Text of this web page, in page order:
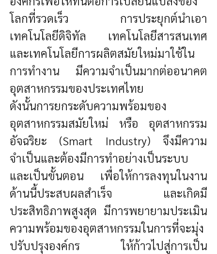
โลกที่รวดเร็ว การประยุกต์นำเอา
เทคโนโลยีดิจิทัล เทคโนโลยีสารสนเทศ
และเทคโนโลยีการผลิตสมัยใหม่มาใช้ใน
การทำงาน มีความจำเป็นมากต่ออนาคต
อุตสาหกรรมของประเทศไทย
ดังนั้นการยกระดับความพร้อมของ
อุตสาหกรรมสมัยใหม่ หรือ อุตสาหกรรม
อัจฉริยะ (Smart Industry) จึงมีความ
จำเป็นและต้องมีการทำอย่างเป็นระบบ
และเป็นขั้นตอน เพื่อให้การลงทุนในงาน
ด้านนี้ประสบผลสำเร็จ และเกิดมี
ประสิทธิภาพสูงสุด มีการพยายามประเมิน
ความพร้อมของอุตสาหกรรมในการที่จะมุ่ง
ปรับปรุงองค์กร ให้ก้าวไปสู่การเป็น